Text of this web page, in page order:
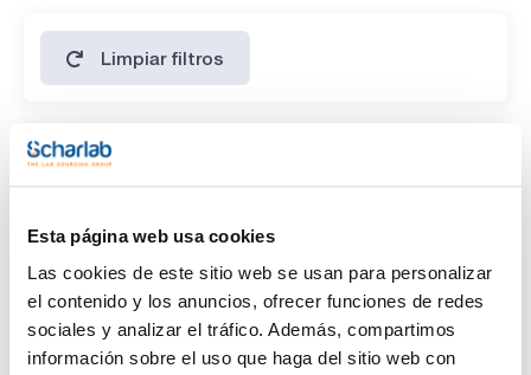
Esta página web usa cookies
Las cookies de este sitio web se usan para personalizar
el contenido y los anuncios, ofrecer funciones de redes
sociales y analizar el tráfico. Además, compartimos
información sobre el uso que haga del sitio web con
Limpiar filtros
Características
Cyclohexane(1)
Envase
Ampoule(1)